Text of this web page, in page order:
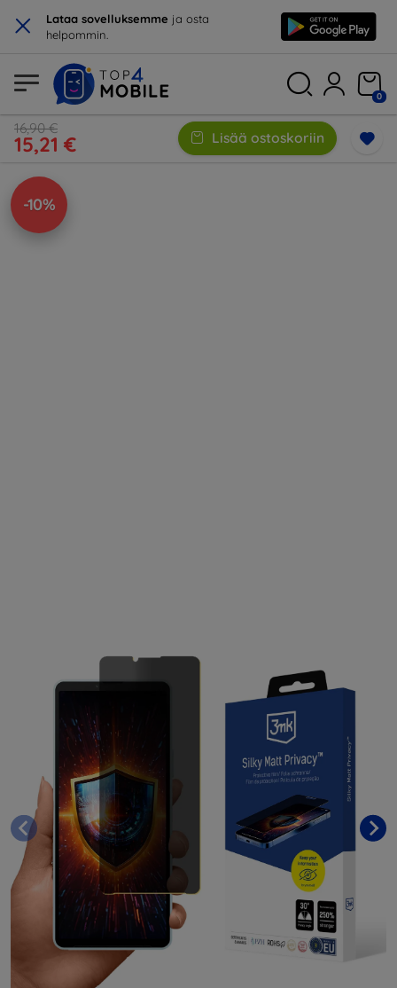
× Lataa sovelluksemme ja osta
helpommin.
0
16,90 €
15,21 € Lisää ostoskoriin
-10%